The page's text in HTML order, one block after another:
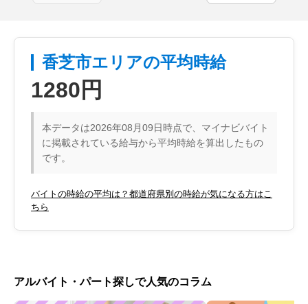
香芝市エリアの平均時給
1280円
本データは2026年08月09日時点で、マイナビバイト
に掲載されている給与から平均時給を算出したもの
です。
バイトの時給の平均は？都道府県別の時給が気になる方はこ
ちら
アルバイト・パート探しで人気のコラム